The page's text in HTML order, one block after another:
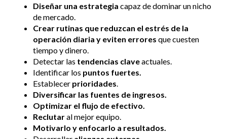
Diseñar una estrategia capaz de dominar un nicho
de mercado.
Crear rutinas que reduzcan el estrés de la
operación diaria y eviten errores que cuesten
tiempo y dinero.
Detectar las tendencias claveactuales.
Identificar los puntos fuertes.
Establecer prioridades.
Diversificar las fuentes de ingresos.
Optimizar el flujo de efectivo.
Reclutaral mejor equipo.
Motivarlo y enfocarlo a resultados.